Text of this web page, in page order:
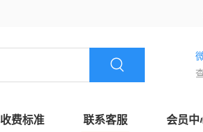
收费标准 联系客服 会员中